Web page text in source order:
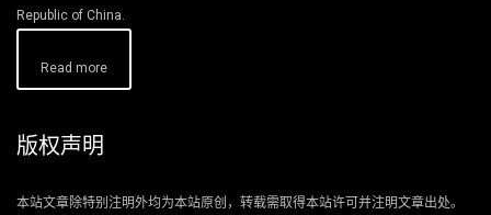
Republic of China.
Read more
版权声明
本站文章除特别注明外均为本站原创，转载需取得本站许可并注明文章出处。